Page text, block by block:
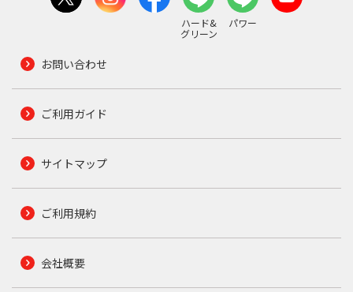
ハード&
グリーン
パワー
お問い合わせ
ご利用ガイド
サイトマップ
ご利用規約
会社概要